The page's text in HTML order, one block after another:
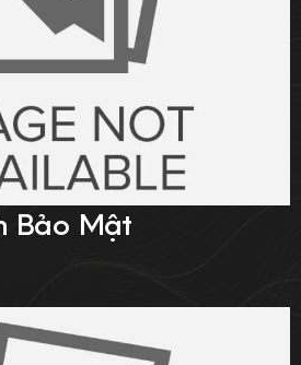
Bảo Mật